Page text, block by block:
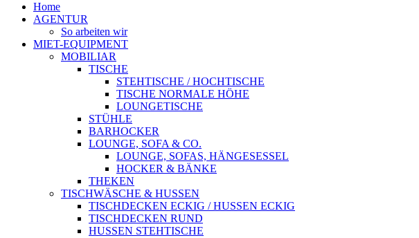
Home
AGENTUR
So arbeiten wir
MIET-EQUIPMENT
MOBILIAR
TISCHE
STEHTISCHE / HOCHTISCHE
TISCHE NORMALE HÖHE
LOUNGETISCHE
STÜHLE
BARHOCKER
LOUNGE, SOFA & CO.
LOUNGE, SOFAS, HÄNGESESSEL
HOCKER & BÄNKE
THEKEN
TISCHWÄSCHE & HUSSEN
TISCHDECKEN ECKIG / HUSSEN ECKIG
TISCHDECKEN RUND
HUSSEN STEHTISCHE